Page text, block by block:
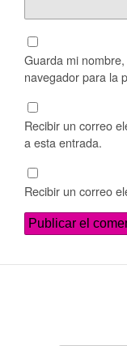
Guarda mi
navegador para la
Recibir un correo
a esta entrada.
Recibir un correo